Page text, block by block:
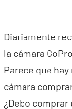
Diariamente
la cámara
Parece que
cámara
¿Debo comprar